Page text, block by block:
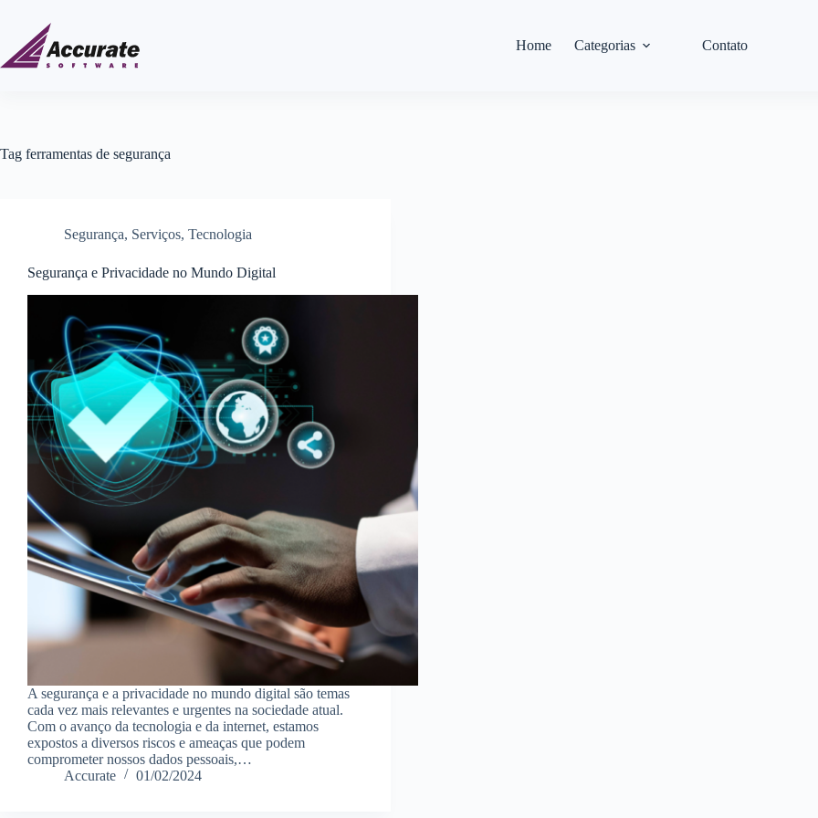
Home Categorias Contato
Tag ferramentas de segurança
Segurança, Serviços, Tecnologia
Segurança e Privacidade no Mundo Digital
A segurança e a privacidade no mundo digital são temas
cada vez mais relevantes e urgentes na sociedade atual.
Com o avanço da tecnologia e da internet, estamos
expostos a diversos riscos e ameaças que podem
comprometer nossos dados pessoais,…
Accurate
01/02/2024